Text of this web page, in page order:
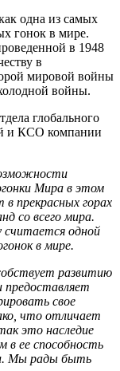
одна из самых
гонок в мире.
в 1948
в
мировой войны
войны.
глобального
и КСО компании
Мира в этом
прекрасных горах
со всего мира.
считается одной
в мире.
развитию
предоставляет
свое
что отличает
это наследие
в ее способность
Мы рады быть